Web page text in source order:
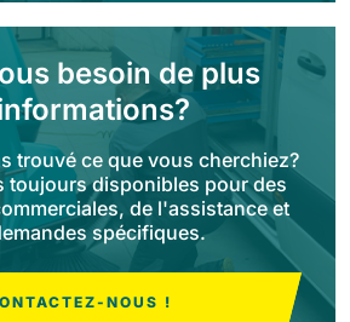
mm 3900 m²/h
4560 m²/h
besoin de plus
trouvé ce que vous cherchiez?
toujours disponibles pour des
de l'assistance et
spécifiques.
NOUS !